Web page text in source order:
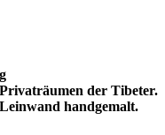
der Tibeter.
handgemalt.